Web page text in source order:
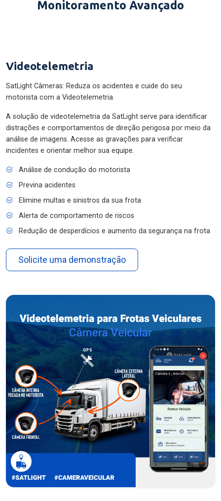
Monitoramento Avançado
Videotelemetria
SatLight Câmeras: Reduza os acidentes e cuide do seu
motorista com a Videotelemetria.
A solução de videotelemetria da SatLight serve para identificar
distrações e comportamentos de direção perigosa por meio da
análise de imagens. Acesse as gravações para verificar
incidentes e orientar melhor sua equipe.
Análise de condução do motorista
Previna acidentes
Elimine multas e sinistros da sua frota
Alerta de comportamento de riscos
Redução de desperdícios e aumento da segurança na frota
Solicite uma demonstração